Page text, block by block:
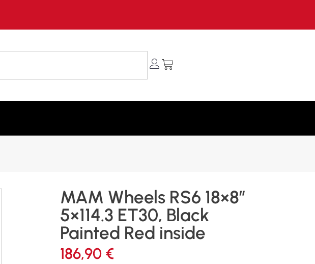
MAM Wheels RS6 18×8″
5×114.3 ET30, Black
Painted Red inside
186,90 €